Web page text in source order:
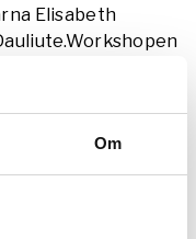
Om
Elisabeth
ligger.
med sig av sina
bjuda in en
förlagd till dagtid
Intention är